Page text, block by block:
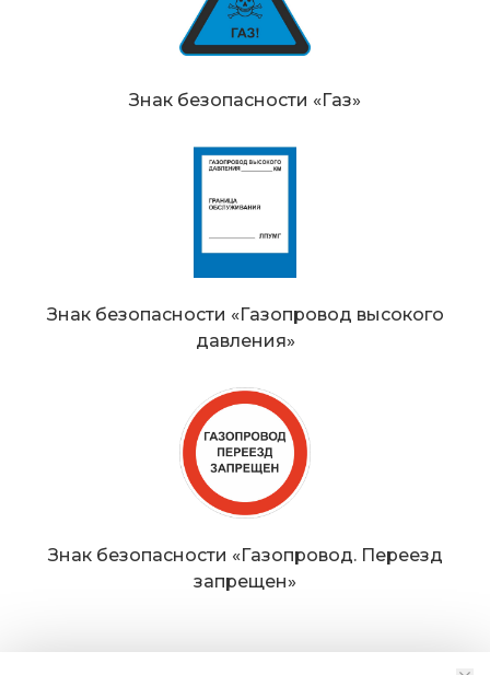
Знак безопасности «Газ»
Знак безопасности «Газопровод высокого
давления»
Знак безопасности «Газопровод. Переезд
запрещен»